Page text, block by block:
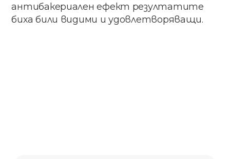
антибакериален ефект резултатите
биха били видими и удовлетворяващи.